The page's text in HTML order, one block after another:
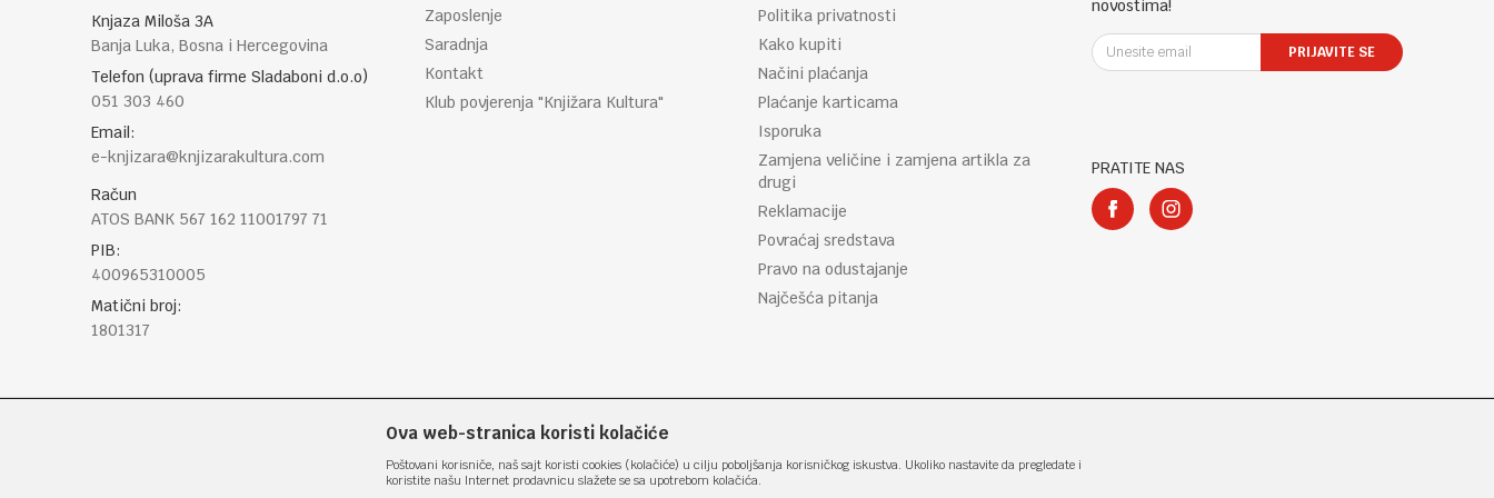
Knjaza Miloša 3A
Banja Luka, Bosna i Hercegovina
Telefon (uprava firme Sladaboni d.o.o)
051 303 460
Email:
e-knjizara@knjizarakultura.com
Račun
ATOS BANK 567 162 11001797 71
PIB:
400965310005
Matični broj:
1801317
Zaposlenje
Saradnja
Kontakt
Klub povjerenja "Knjižara Kultura"
Politika privatnosti
Kako kupiti
Načini plaćanja
Plaćanje karticama
Isporuka
Zamjena veličine i zamjena artikla za
drugi
Reklamacije
Povraćaj sredstava
Pravo na odustajanje
Najčešća pitanja
novostima!
PRIJAVITE SE
PRATITE NAS
Ova web-stranica koristi kolačiće
Poštovani korisniče, naš sajt koristi cookies (kolačiće) u cilju poboljšanja korisničkog iskustva. Ukoliko nastavite da pregledate i
koristite našu Internet prodavnicu slažete se sa upotrebom kolačića.